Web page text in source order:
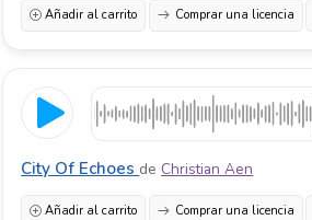
Añadir al carrito Comprar una licencia
City Of Echoes de Christian Aen
Añadir al carrito Comprar una licencia